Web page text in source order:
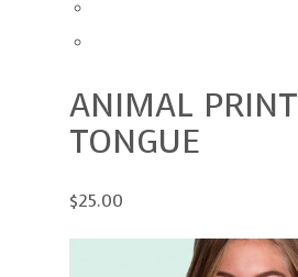
ANIMAL PRINT
TONGUE
$25.00